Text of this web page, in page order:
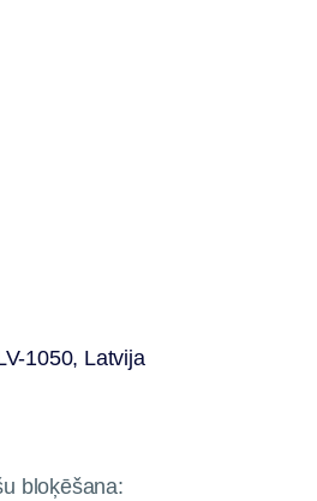
1050, Latvija
bloķēšana: